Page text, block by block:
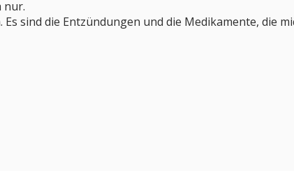
nur.
sind die Entzündungen und die Medikamente, die